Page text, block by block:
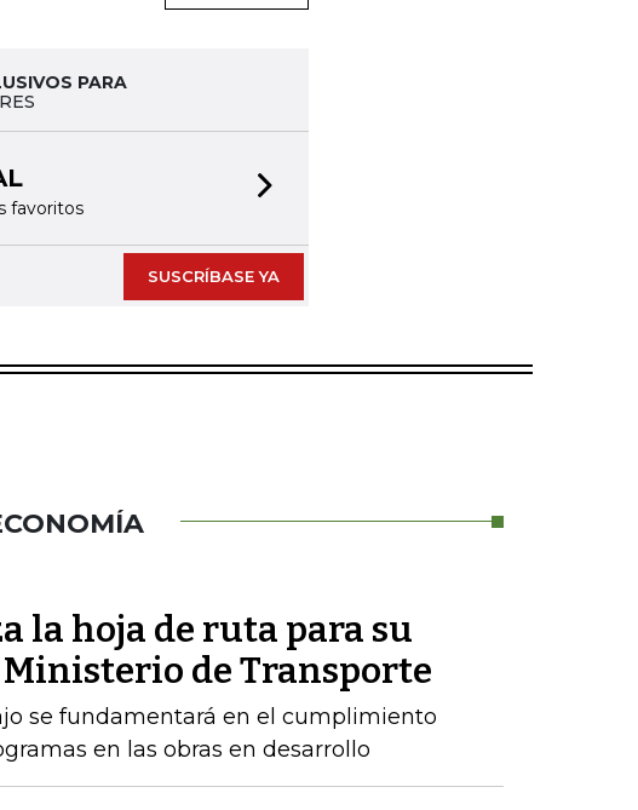
PARA
favoritos
SUSCRÍBASE YA
la hoja de ruta para su
de Transporte
se fundamentará en el cumplimiento
en las obras en desarrollo